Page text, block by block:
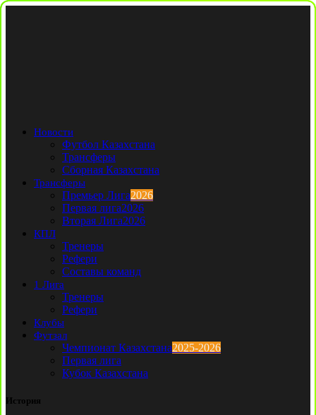
Новости
Футбол Казахстана
Трансферы
Сборная Казахстана
Трансферы
Премьер Лига2026
Первая лига2026
Вторая Лига2026
КПЛ
Тренеры
Рефери
Составы команд
1 Лига
Тренеры
Рефери
Клубы
Футзал
Чемпионат Казахстана2025-2026
Первая лига
Кубок Казахстана
История